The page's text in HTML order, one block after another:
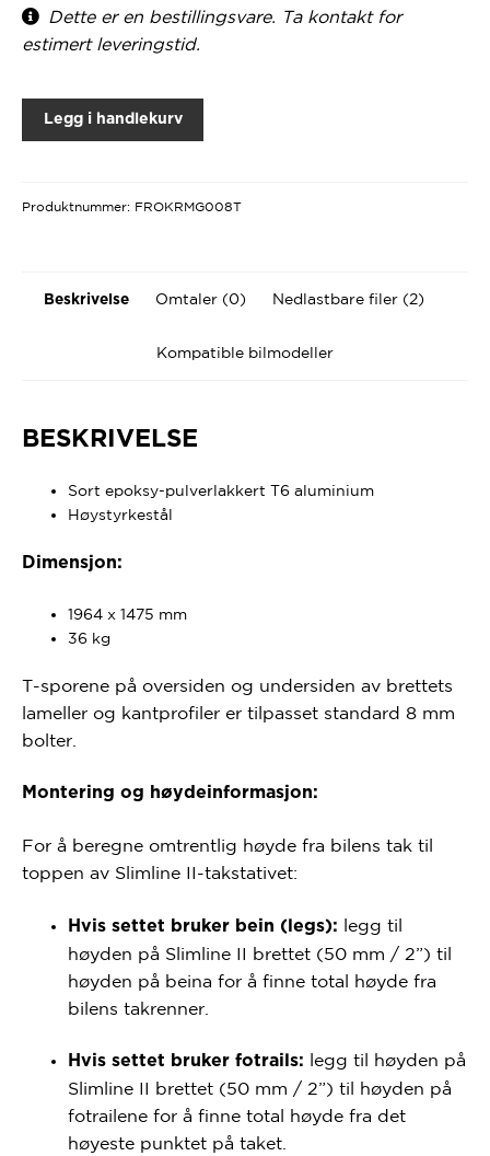
Dette er en bestillingsvare. Ta kontakt for
estimert leveringstid.
Legg i handlekurv
Produktnummer: FROKRMG008T
Beskrivelse Omtaler (0) Nedlastbare filer (2)
Kompatible bilmodeller
BESKRIVELSE
Sort epoksy-pulverlakkert T6 aluminium
Høystyrkestål
Dimensjon:
1964 x 1475 mm
36 kg
T-sporene på oversiden og undersiden av brettets
lameller og kantprofiler er tilpasset standard 8 mm
bolter.
Montering og høydeinformasjon:
For å beregne omtrentlig høyde fra bilens tak til
toppen av Slimline II-takstativet:
Hvis settet bruker bein (legs): legg til
høyden på Slimline II brettet (50 mm / 2”) til
høyden på beina for å finne total høyde fra
bilens takrenner.
Hvis settet bruker fotrails: legg til høyden på
Slimline II brettet (50 mm / 2”) til høyden på
fotrailene for å finne total høyde fra det
høyeste punktet på taket.